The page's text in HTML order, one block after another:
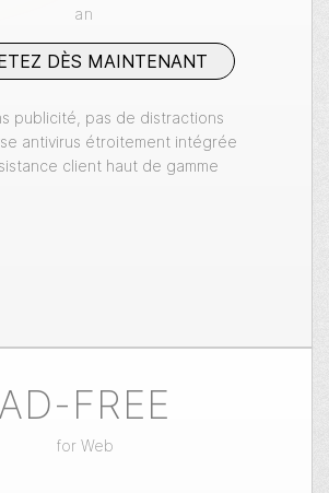
an
DÈS MAINTENANT
publicité, pas de distractions
antivirus étroitement intégrée
client haut de gamme
AD-FREE
for Web